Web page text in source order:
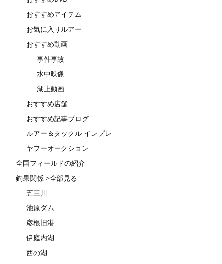
おすすめアイテム
お気に入りルアー
おすすめ動画
事件事故
水中映像
湖上動画
おすすめ店舗
おすすめ記事ブログ
ルアー＆タックル インプレ
ヤフーオークション
全国フィールドの紹介
釣果関係 >全部見る
五三川
池原ダム
彦根旧港
伊庭内湖
西の湖